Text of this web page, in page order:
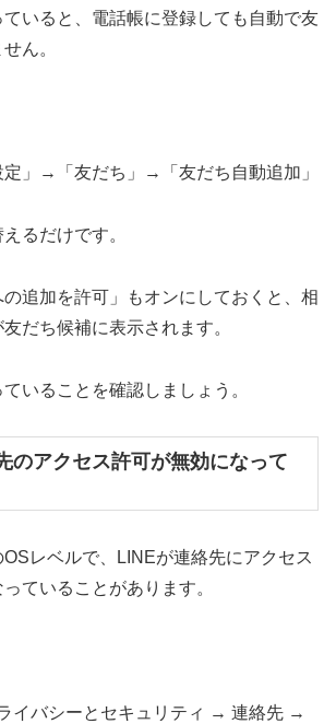
いると、電話帳に登録しても自動で友
ん。
定」→「友だち」→「友だち自動追加」
るだけです。
の追加を許可」もオンにしておくと、相
だち候補に表示されます。
いることを確認しましょう。
のアクセス許可が無効になって
レベルで、LINEが連絡先にアクセス
ていることがあります。
イバシーとセキュリティ → 連絡先 →